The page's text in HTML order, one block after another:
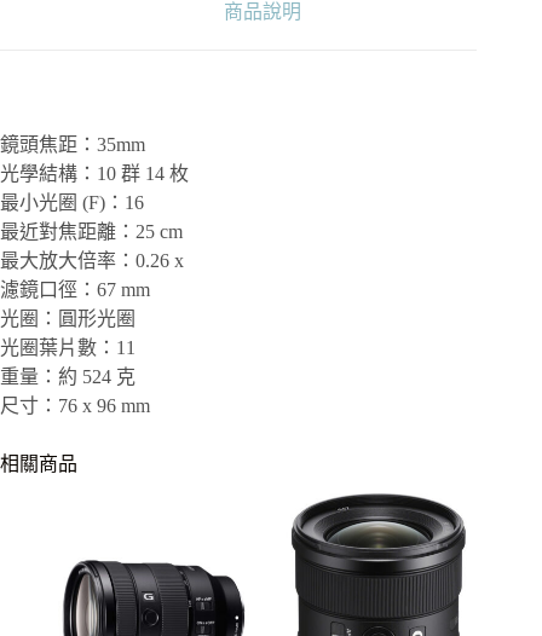
商品說明
鏡頭焦距：35mm
光學結構：10 群 14 枚
最小光圈 (F)：16
最近對焦距離：25 cm
最大放大倍率：0.26 x
濾鏡口徑：67 mm
光圈：圓形光圈
光圈葉片數：11
重量：約 524 克
尺寸：76 x 96 mm
相關商品